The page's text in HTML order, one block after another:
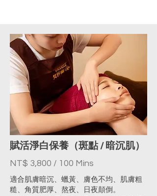
賦活淨白保養（斑點 / 暗沉肌）
NT$ 3,800 / 100 Mins
適合肌膚暗沉、蠟黃、膚色不均、肌膚粗
糙、角質肥厚、熬夜、日夜顛倒。